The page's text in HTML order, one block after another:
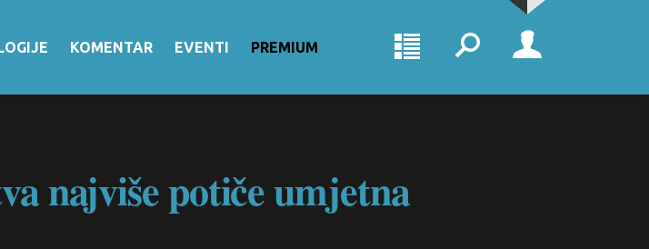
KOMENTAR EVENTI PREMIUM
najviše potiče umjetna